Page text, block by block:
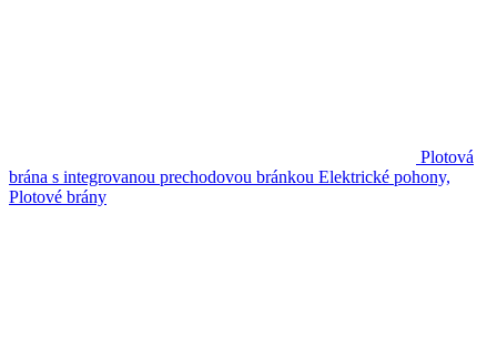
Plotová
brána s integrovanou prechodovou bránkou Elektrické pohony,
Plotové brány